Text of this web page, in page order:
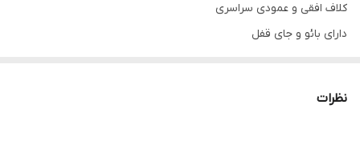
کلاف افقی و عمودی سراسری
دارای بائو و جای قفل
ابعاد استاندارد ۷۸ × ۲۰۵
نظرات